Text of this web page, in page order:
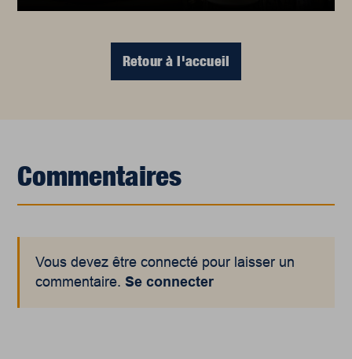
Retour à l'accueil
Commentaires
Vous devez être connecté pour laisser un
commentaire.Se connecter